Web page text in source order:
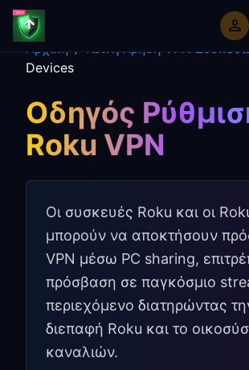
Αρχική / Κοινή Χρήση VPN
Devices
Οδηγός
Roku VPN
Οι συσκευές Roku και οι
μπορούν να αποκτήσουν
VPN μέσω PC sharing,
πρόσβαση σε παγκόσμιο
περιεχόμενο διατηρώντας
διεπαφή Roku και το
καναλιών.